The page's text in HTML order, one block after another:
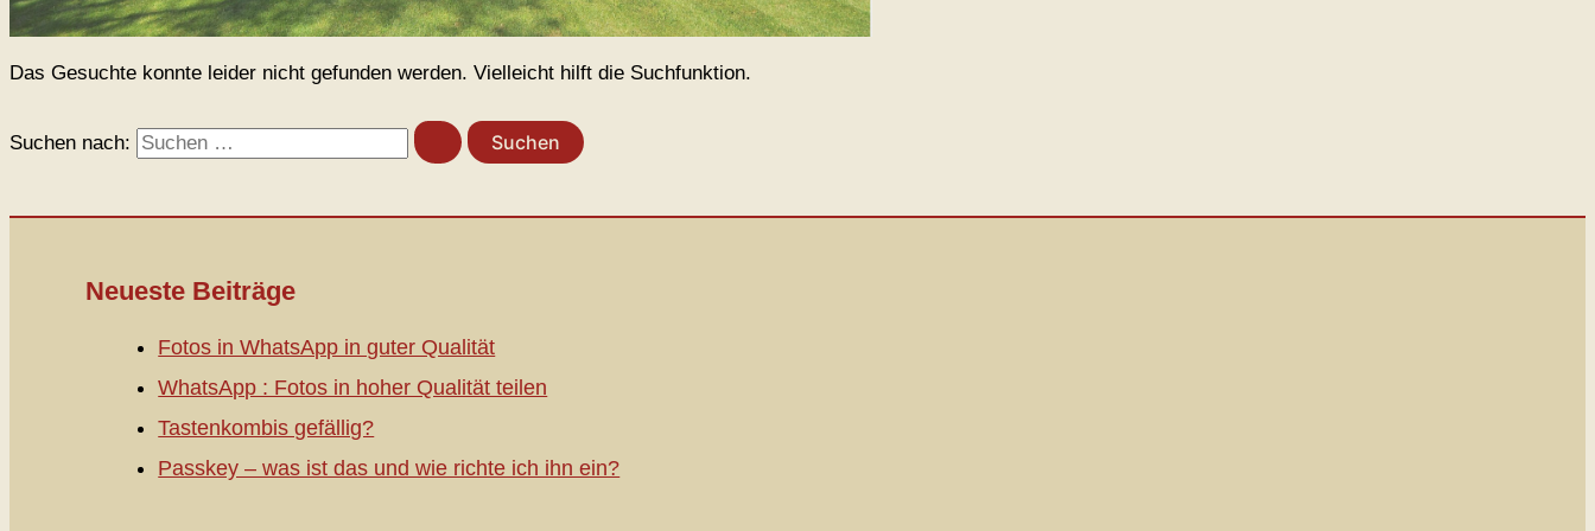
Das Gesuchte konnte leider nicht gefunden werden. Vielleicht hilft die Suchfunktion.
Suchen nach:
Neueste Beiträge
Fotos in WhatsApp in guter Qualität
WhatsApp : Fotos in hoher Qualität teilen
Tastenkombis gefällig?
Passkey – was ist das und wie richte ich ihn ein?